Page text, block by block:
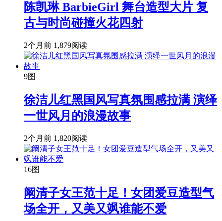
陈凯琳 BarbieGirl 舞台造型大片 复
古与时尚碰撞火花四射
2个月前 1,879阅读
9图
徐洁儿红黑国风写真氛围感拉满 演绎
一世风月的浪漫故事
2个月前 1,820阅读
16图
阚清子女王范十足！女团爱豆造型气
场全开，又美又飒谁能不爱